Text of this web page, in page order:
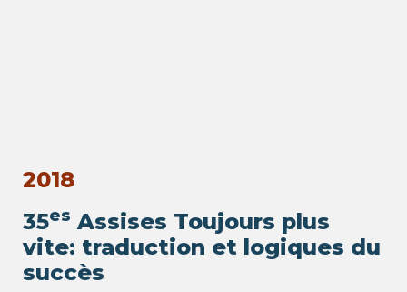
2018
35es Assises Toujours plus
vite: traduction et logiques du
succès